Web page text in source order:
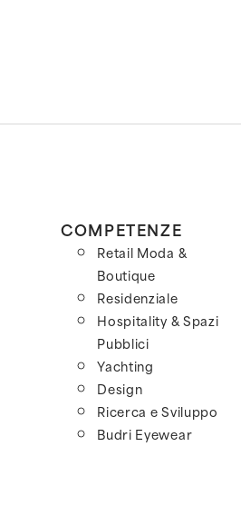
COMPETENZE
Retail Moda &
Boutique
Residenziale
Hospitality & Spazi
Pubblici
Yachting
Design
Ricerca e Sviluppo
Budri Eyewear